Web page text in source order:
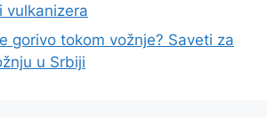
vulkanizera
gorivo tokom vožnje? Saveti za
u Srbiji